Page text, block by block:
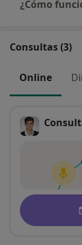
¿Cómo
Consultas (3)
Online